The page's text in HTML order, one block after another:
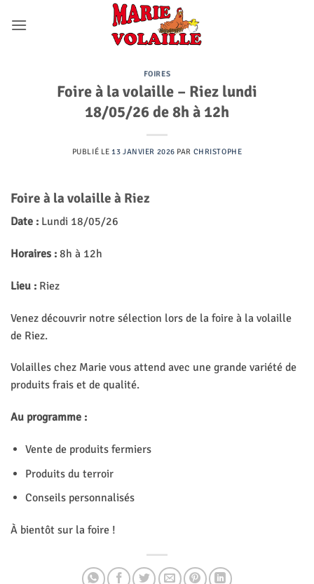
FOIRES
Foire à la volaille – Riez lundi
18/05/26 de 8h à 12h
PUBLIÉ LE 13 JANVIER 2026 PAR CHRISTOPHE
Foire à la volaille à Riez
Date : Lundi 18/05/26
Horaires : 8h à 12h
Lieu : Riez
Venez découvrir notre sélection lors de la foire à la volaille
de Riez.
Volailles chez Marie vous attend avec une grande variété de
produits frais et de qualité.
Au programme :
Vente de produits fermiers
Produits du terroir
Conseils personnalisés
À bientôt sur la foire !